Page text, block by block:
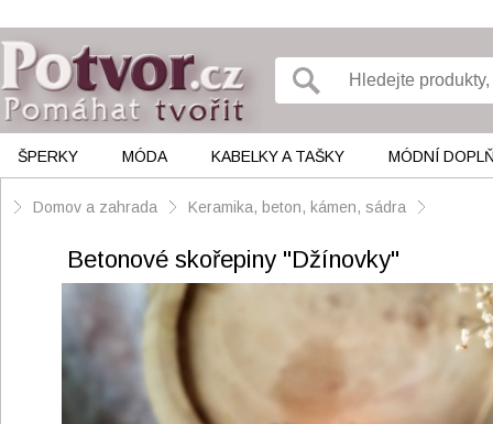
ŠPERKY MÓDA KABELKY A TAŠKY MÓDNÍ
Domov a zahrada Keramika, beton, kámen, sádra
Betonové skořepiny "Džínovky"